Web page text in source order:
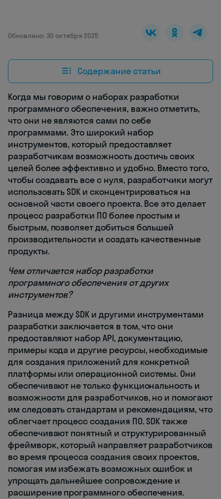
Обновлено: 30 октября 2025
Содержание статьи
Когда мы говорим о наборах разработки
программного обеспечения, важно отметить,
что они не являются сами по себе
программами. Это широкий набор
инструментов, который предоставляет
разработчикам возможность достичь своих
целей более эффективно и удобно. Вместо того,
чтобы создавать все с нуля, разработчики могут
использовать SDK и сконцентрироваться на
основной части своего проекта. Все это делает
процесс разработки ПО более простым и
быстрым, позволяет добиться большей
производительности и создать качественные
продукты.
Чем отличается набор разработки
программного обеспечения от других
инструментов?
Разница между SDK и другими инструментами
разработки заключается в том, что они
предоставляют набор API, документацию,
примеры кода и другие ресурсы, необходимые
для создания приложений для конкретной
платформы или операционной системы. Они
обеспечивают не только функциональность и
возможности для разработчиков, но и помогают
им следовать стандартам и рекомендациям, что
облегчает процесс создания ПО. SDK также
обеспечивают понятный и структурированный
фреймворк, который направляет разработчиков
во время процесса создания своих проектов,
помогая им избежать возможных ошибок и
упрощать дальнейшее сопровождение и
расширение программного обеспечения.